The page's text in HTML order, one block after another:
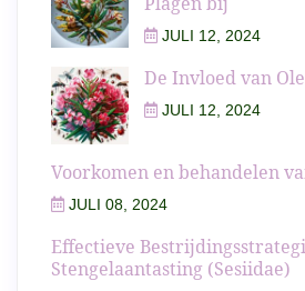
JULI 12, 2024
De Invloed van
JULI 12, 2024
Voorkomen en behandelen
JULI 08, 2024
Effectieve
Stengelaantasting (Sesiidae)